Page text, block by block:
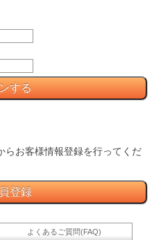
らお客様情報登録を行ってくだ
よくあるご質問(FAQ)